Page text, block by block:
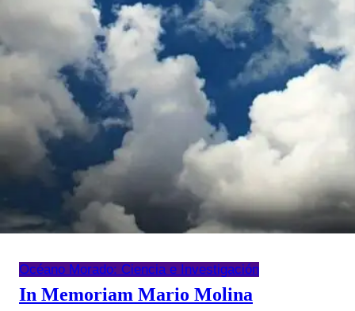
Océano Morado: Ciencia e Investigación
In Memoriam Mario Molina